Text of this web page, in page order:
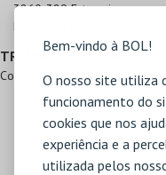
Bem-vindo à BOL!
O nosso site utiliza
funcionamento do
cookies que nos
experiência e a
utilizada pelos
3860-389 Estarreja
Direcções para Cine Teatro
TRANSPORTES PÚBLICOS
Comboio, Autocarro